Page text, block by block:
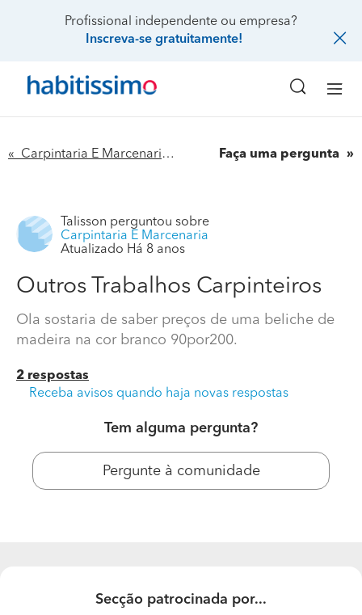
Profissional independente ou empresa?
Inscreva-se gratuitamente!
« Carpintaria E Marcenaria Faça uma pergunta
Ola sostaria de saber preços de uma beliche de
madeira na cor branco 90por200.
Talisson perguntou sobre
Carpintaria E Marcenaria
Atualizado Há 8 anos
Outros Trabalhos Carpinteiros
Ola sostaria de saber preços de uma beliche de
madeira na cor branco 90por200.
2 respostas
Receba avisos quando haja novas respostas
Tem alguma pergunta?
Pergunte à comunidade
Secção patrocinada por...